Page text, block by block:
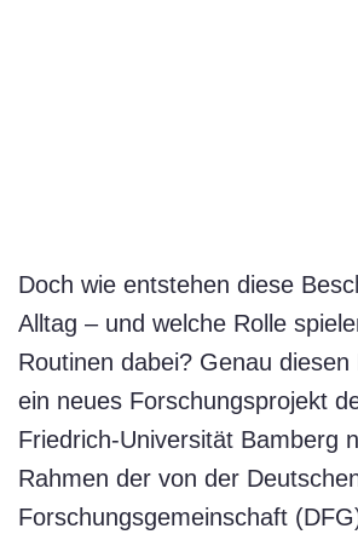
Doch wie entstehen diese
Alltag – und welche Rolle
Routinen dabei? Genau
ein neues Forschungsprojekt
Friedrich-Universität Bamberg
Rahmen der von der
Forschungsgemeinschaft